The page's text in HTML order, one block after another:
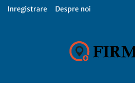
Inregistrare Despre noi